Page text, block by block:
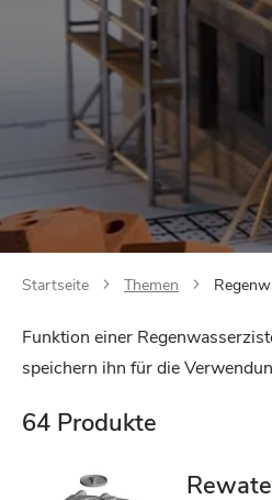
Startseite Themen
Funktion einer
speichern ihn für die
64 Produkte